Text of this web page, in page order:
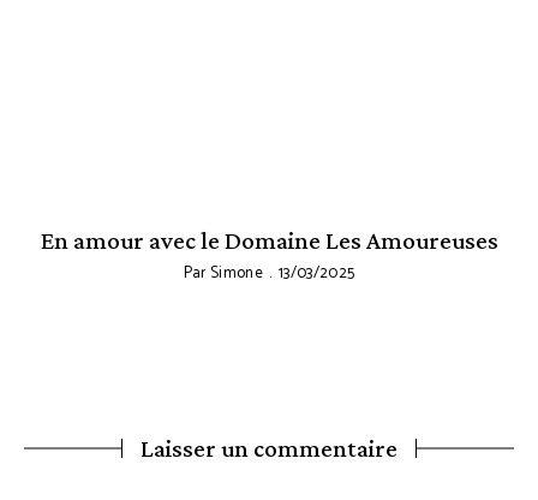
En amour avec le Domaine Les Amoureuses
Par Simone 13/03/2025
Laisser un commentaire